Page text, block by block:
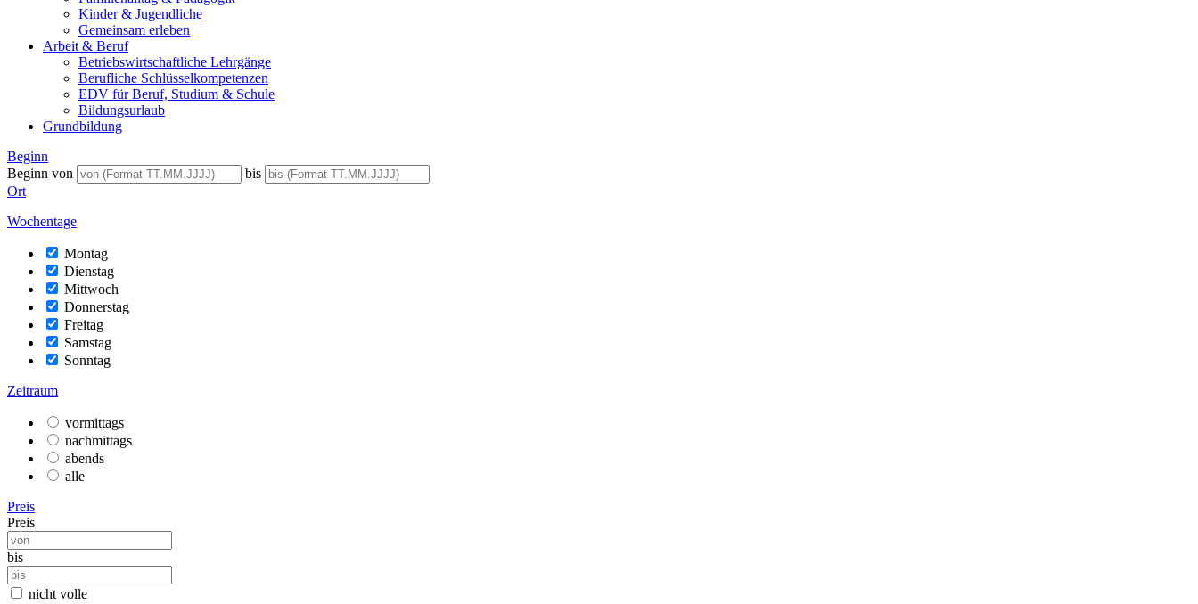
Kinder & Jugendliche
Gemeinsam erleben
Arbeit & Beruf
Betriebswirtschaftliche Lehrgänge
Berufliche Schlüsselkompetenzen
EDV für Beruf, Studium & Schule
Bildungsurlaub
Grundbildung
Beginn
Beginn von
bis
Ort
Wochentage
Montag
Dienstag
Mittwoch
Donnerstag
Freitag
Samstag
Sonntag
Zeitraum
vormittags
nachmittags
abends
alle
Preis
Preis
bis
nicht volle